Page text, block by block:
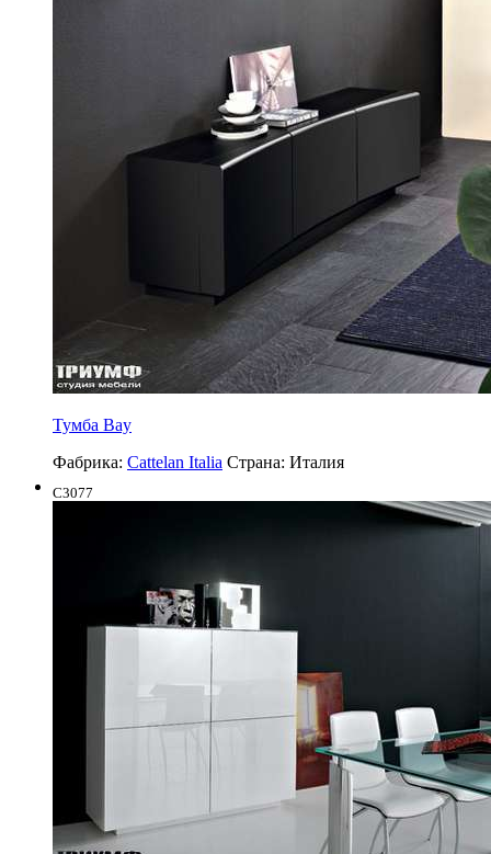
Тумба Bay
Фабрика: Cattelan Italia Страна: Италия
C3077